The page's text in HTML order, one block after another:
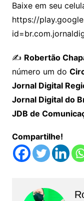
Baixe em seu
https://
✍️ Robertão
número um do
Jornal Digital
Jornal Digital do
JDB de
Compartilhe!